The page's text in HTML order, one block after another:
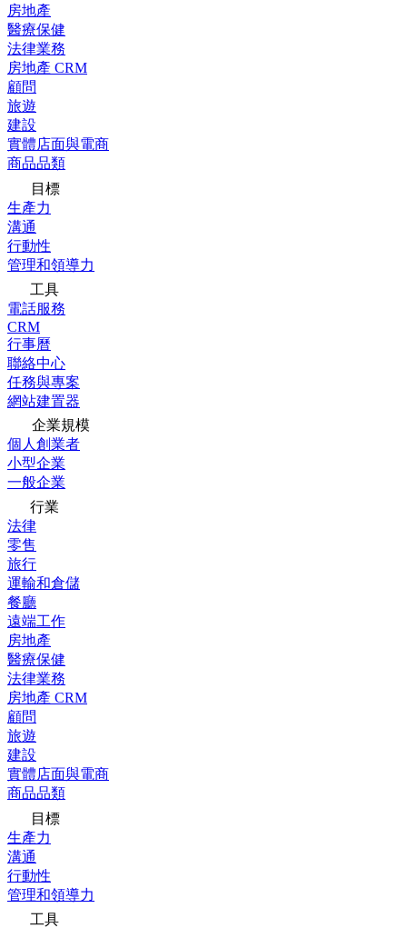
房地產
醫療保健
法律業務
房地產 CRM
顧問
旅遊
建設
實體店面與電商
商品品類
目標
生產力
溝通
行動性
管理和領導力
工具
電話服務
CRM
行事曆
聯絡中心
任務與專案
網站建置器
企業規模
個人創業者
小型企業
一般企業
行業
法律
零售
旅行
運輸和倉儲
餐廳
遠端工作
房地產
醫療保健
法律業務
房地產 CRM
顧問
旅遊
建設
實體店面與電商
商品品類
目標
生產力
溝通
行動性
管理和領導力
工具